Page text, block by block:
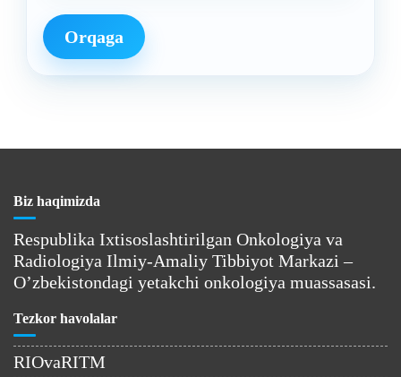
Orqaga
Biz haqimizda
Respublika Ixtisoslashtirilgan Onkologiya va
Radiologiya Ilmiy-Amaliy Tibbiyot Markazi –
O’zbekistondagi yetakchi onkologiya muassasasi.
Tezkor havolalar
RIOvaRITM